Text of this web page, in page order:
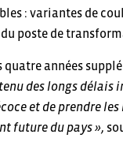
: variantes de
poste de
années
des longs
et de prendre
future du pays »,